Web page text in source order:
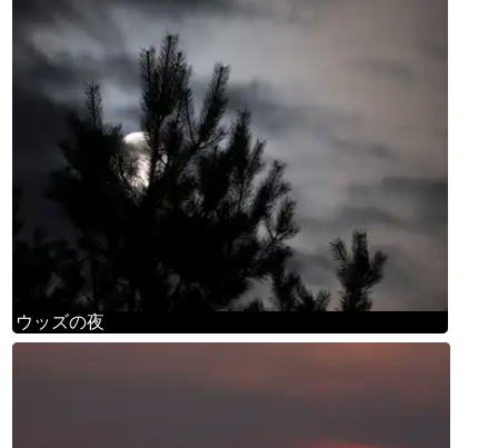
ウッズの夜